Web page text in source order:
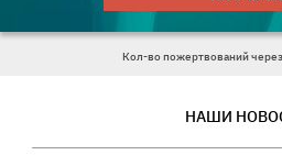
Кол-во пожертвований через
НАШИ